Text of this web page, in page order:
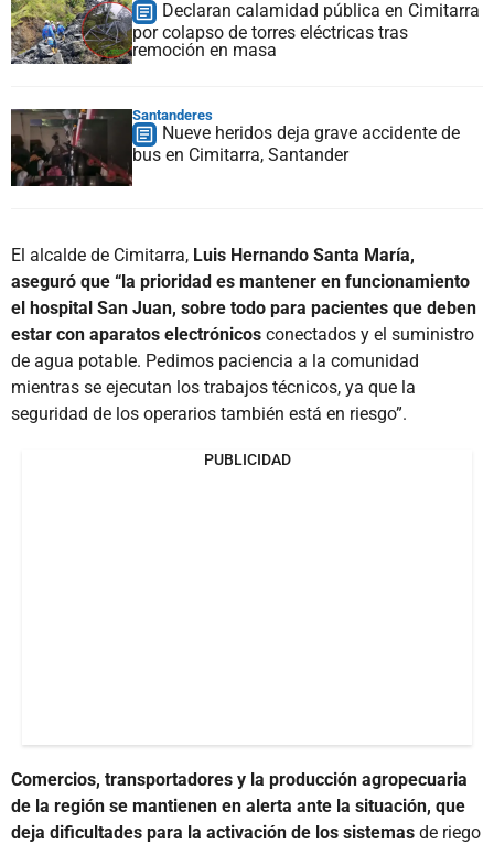
Declaran calamidad pública en Cimitarra
por colapso de torres eléctricas tras
remoción en masa
Santanderes
Nueve heridos deja grave accidente de
bus en Cimitarra, Santander
El alcalde de Cimitarra, Luis Hernando Santa María,
aseguró que “la prioridad es mantener en funcionamiento
el hospital San Juan, sobre todo para pacientes que deben
estar con aparatos electrónicos conectados y el suministro
de agua potable. Pedimos paciencia a la comunidad
mientras se ejecutan los trabajos técnicos, ya que la
seguridad de los operarios también está en riesgo”.
PUBLICIDAD
Comercios, transportadores y la producción agropecuaria
de la región se mantienen en alerta ante la situación, que
deja dificultades para la activación de los sistemas de riego